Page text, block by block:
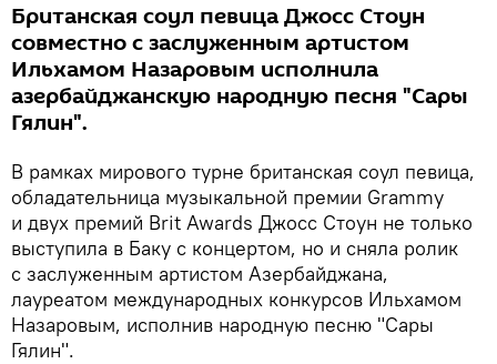
Британская соул певица Джосс Стоун
совместно с заслуженным артистом
Ильхамом Назаровым исполнила
азербайджанскую народную песня "Сары
Гялин".
В рамках мирового турне британская соул певица,
обладательница музыкальной премии Grammy
и двух премий Brit Awards Джосс Стоун не только
выступила в Баку с концертом, но и сняла ролик
с заслуженным артистом Азербайджана,
лауреатом международных конкурсов Ильхамом
Назаровым, исполнив народную песню "Сары
Гялин".